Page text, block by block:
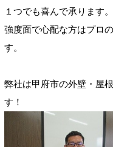
１つでも喜んで承ります
強度面で心配な方はプロ
す。
弊社は甲府市の外壁・屋
す！